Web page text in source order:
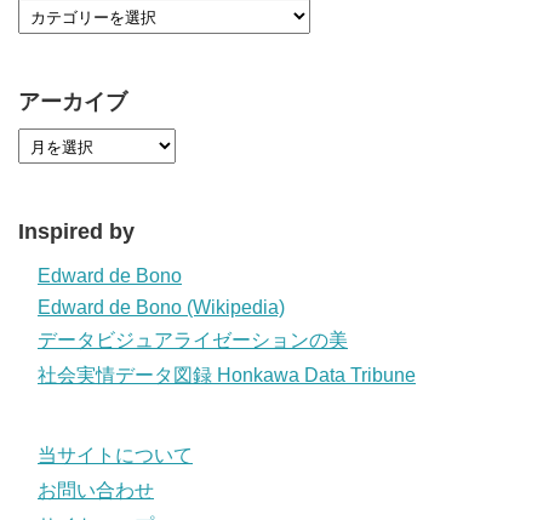
アーカイブ
Inspired by
Edward de Bono
Edward de Bono (Wikipedia)
データビジュアライゼーションの美
社会実情データ図録 Honkawa Data Tribune
当サイトについて
お問い合わせ